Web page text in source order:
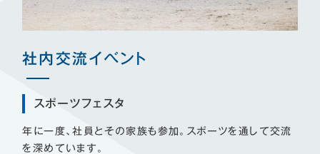
社内交流イベント
スポーツフェスタ
年に一度、社員とその家族も参加。スポーツを通して交流
を深めています。